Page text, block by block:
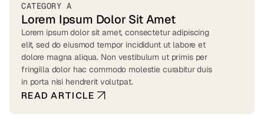
CATEGORY A
Lorem Ipsum Dolor Sit Amet
Lorem ipsum dolor sit amet, consectetur adipiscing
elit, sed do eiusmod tempor incididunt ut labore et
dolore magna aliqua. Non vestibulum ut primis per
fringilla dolor hac commodo molestie curabitur duis
in porta nisi hendrerit volutpat.
READ ARTICLE